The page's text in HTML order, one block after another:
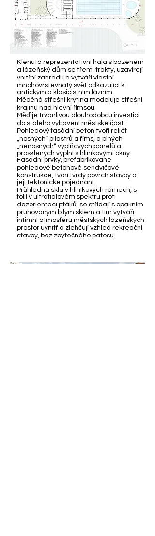
Klenutá reprezentativní hala s bazénem
a lázeňský dům se třemi trakty, uzavírají
vnitřní zahradu a vytváří vlastní
mnohovrstevnatý svět odkazující k
antickým a klasicistním lázním.
Měděná střešní krytina modeluje střešní
krajinu nad hlavní římsou.
Měď je trvanlivou dlouhodobou investici
do stálého vybavení městské části.
Pohledový fasádní beton tvoří reliéf
„nosných“ pilastrů a říms, a plných
„nenosných“ výplňových panelů a
prosklených výplní s hliníkovými okny.
Fasádní prvky, prefabrikované
pohledové betonové sendvičové
konstrukce, tvoří tvrdý povrch stavby a
její tektonické pojednání.
Průhledná skla v hliníkových rámech, s
folií v ultrafialovém spektru proti
dezorientaci ptáků, se střídají s opakním
pruhovaným bílým sklem a tím vytváří
intimní atmosféru městských lázeňských
prostor uvnitř a zlehčují vzhled rekreační
stavby, bez zbytečného patosu.